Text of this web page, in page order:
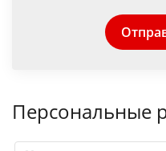
Персональные